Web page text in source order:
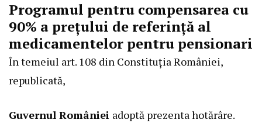
Programul pentru compensarea cu
90% a prețului de referință al
medicamentelor pentru pensionari
În temeiul art. 108 din Constituția României,
republicată,
Guvernul României adoptă prezenta hotărâre.